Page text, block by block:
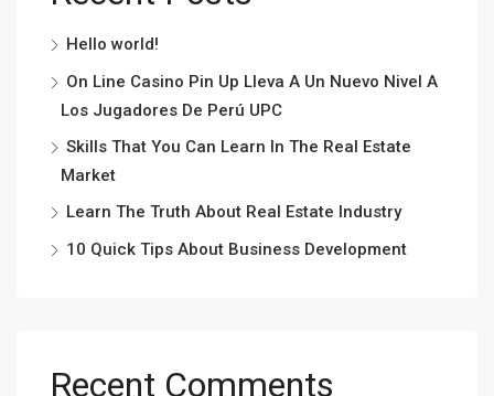
Hello world!
On Line Casino Pin Up Lleva A Un Nuevo Nivel A
Los Jugadores De Perú UPC
Skills That You Can Learn In The Real Estate
Market
Learn The Truth About Real Estate Industry
10 Quick Tips About Business Development
Recent Comments